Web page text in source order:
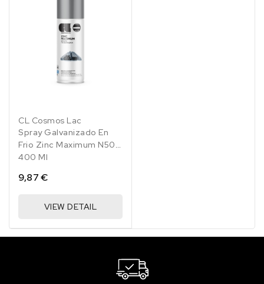
CL Cosmos Lac
Spray Galvanizado En
Frio Zinc Maximum N500
400 Ml
9,87 €
VIEW DETAIL